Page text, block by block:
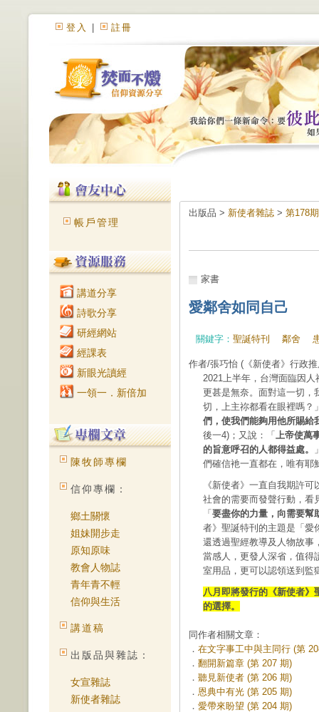
登入 註冊
帳戶管理
講道分享
詩歌分享
研經網站
經課表
新眼光讀經
一領一．新倍加
陳牧師專欄
信仰專欄：
鄉土關懷
姐妹開步走
原知原味
教會人物誌
青年青不輕
信仰與生活
講道稿
出版品與雜誌：
女宣雜誌
新使者雜誌
出版品 > 新使者雜誌 > 第178
家書
愛鄰舍如同自己
關鍵字： 聖誕特刊 鄰舍
作者/張巧怡 (《新使者》行政
2021上半年，台灣面臨因
更甚是無奈。面對這一切，
切，上主祢都看在眼裡嗎？
們，使我們能夠用他所賜給
後一4)；又說：「 上帝使萬
的旨意呼召的人都得益處。
們確信衪一直都在，唯有耶
《新使者》一直自我期許
社會的需要而發聲行動，看
「 要盡你的力量，向需要幫
者》聖誕特刊的主題是「愛
還透過聖經教導及人物故事
當感人，更發人深省，值得
室用品，更可以認領送到監
八月即將發行的《新使者》
的選擇。
同作者相關文章：
． 在文字事工中與主同行 (第
． 翻開新篇章 (第 207 期)
． 聽見新使者 (第 206 期)
． 恩典中有光 (第 205 期)
． 愛帶來盼望 (第 204 期)